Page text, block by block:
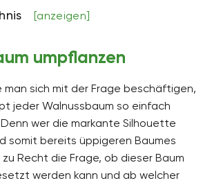
[anzeigen]
umpflanzen
man sich mit der Frage beschäftigen,
jeder Walnussbaum so einfach
wer die markante Silhouette
somit bereits üppigeren Baumes
Recht die Frage, ob dieser Baum
werden kann und ab welcher